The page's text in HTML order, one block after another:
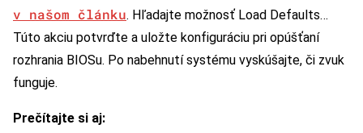
v našom článku. Hľadajte možnosť Load Defaults…
Túto akciu potvrďte a uložte konfiguráciu pri opúšťaní
rozhrania BIOSu. Po nabehnutí systému vyskúšajte, či zvuk
funguje.
Prečítajte si aj: